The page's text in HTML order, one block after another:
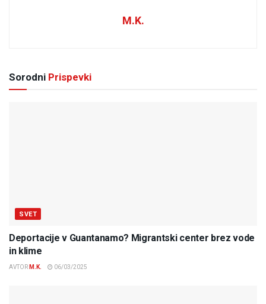
M.K.
Sorodni Prispevki
SVET
Deportacije v Guantanamo? Migrantski center brez vode
in klime
AVTOR M.K. 06/03/2025